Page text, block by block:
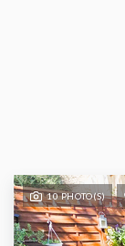
10 PHOTO(S)